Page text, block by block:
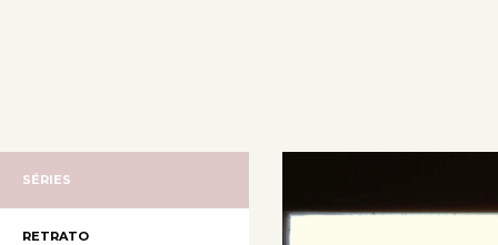
SÉRIES
RETRATO